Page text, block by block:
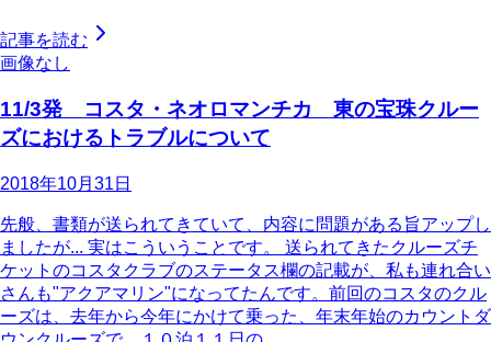
記事を読む
画像なし
11/3発 コスタ・ネオロマンチカ 東の宝珠クルー
ズにおけるトラブルについて
2018年10月31日
先般、書類が送られてきていて、内容に問題がある旨アップし
ましたが... 実はこういうことです。 送られてきたクルーズチ
ケットのコスタクラブのステータス欄の記載が、私も連れ合い
さんも"アクアマリン"になってたんです。前回のコスタのクル
ーズは、去年から今年にかけて乗った、年末年始のカウントダ